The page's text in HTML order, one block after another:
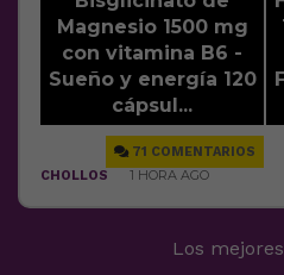
Los mejores